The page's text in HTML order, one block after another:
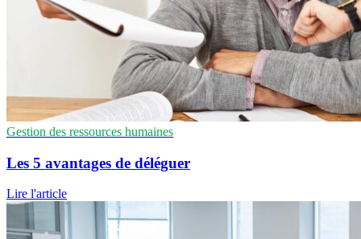
Gestion des ressources humaines
Les 5 avantages de déléguer
Lire l'article